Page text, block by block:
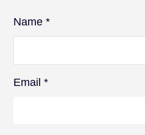
Name*
Email*